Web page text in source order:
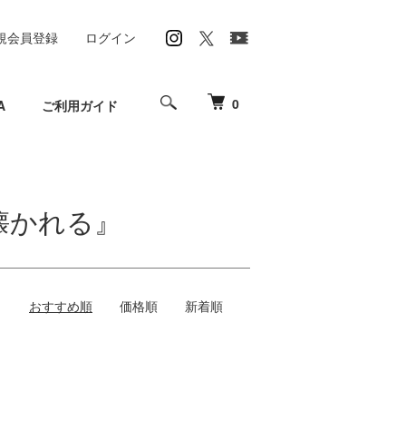
0
ご利用ガイド
会員登録 ログイン
れる』
おすすめ順 価格順 新着順